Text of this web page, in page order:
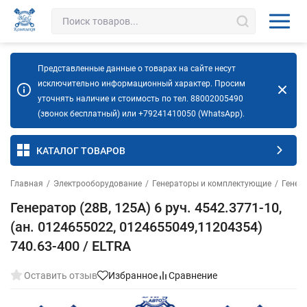
Представленные данные о товарах на сайте несут
исключительно информационный характер. Просим
уточнять наличие и стоимость по тел. 88002005490
(звонок бесплатный) или +79241410050 (WhatsApp).
КАТАЛОГ ТОВАРОВ
Главная / Электрооборудование / Генераторы и комплектующие /
Генератор (28В, 125А) 6 руч. 4542.3771-10,
(ан. 0124655022, 0124655049,11204354)
740.63-400 / ELTRA
Оставить отзыв Избранное Сравнение